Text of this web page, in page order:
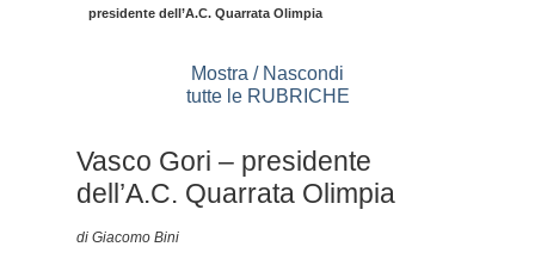
presidente dell’A.C. Quarrata Olimpia
Mostra / Nascondi
tutte le RUBRICHE
Vasco Gori – presidente
dell’A.C. Quarrata Olimpia
di Giacomo Bini